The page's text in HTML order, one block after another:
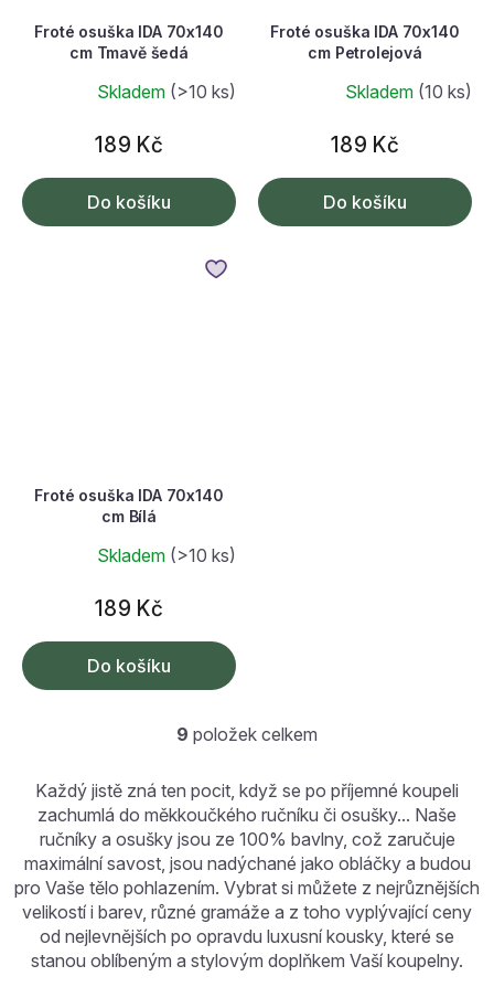
Froté osuška IDA 70x140
cm Tmavě šedá
Skladem (>10 ks)
189 Kč
Do košíku
Froté osuška IDA 70x140
cm Petrolejová
Skladem (10 ks)
189 Kč
Do košíku
Froté osuška IDA 70x140
cm Bílá
Skladem (>10 ks)
189 Kč
Do košíku
O
l
d
a
c
í
p
r
v
k
9 položek celkem
Každý jistě zná ten pocit, když se po příjemné koupeli
zachumlá do měkkoučkého ručníku či osušky... Naše
ručníky a osušky jsou ze 100% bavlny, což zaručuje
maximální savost, jsou nadýchané jako obláčky a budou
pro Vaše tělo pohlazením. Vybrat si můžete z nejrůznějších
velikostí i barev, různé gramáže a z toho vyplývající ceny
od nejlevnějších po opravdu luxusní kousky, které se
stanou oblíbeným a stylovým doplňkem Vaší koupelny.